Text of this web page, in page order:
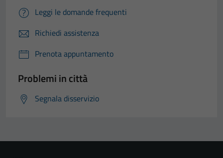
Leggi le domande frequenti
Richiedi assistenza
Prenota appuntamento
Problemi in città
Segnala disservizio